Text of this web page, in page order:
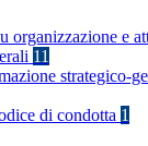
organizzazione e
11
strategico-
di condotta 1